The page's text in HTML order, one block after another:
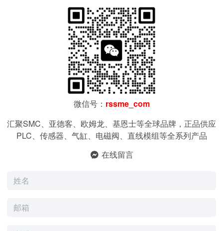
微信号： rssme_com
汇聚SMC、亚德客、欧姆龙、基恩士等全球品牌，正品供应
PLC、传感器、气缸、电磁阀、直线模组等全系列产品
在线留言